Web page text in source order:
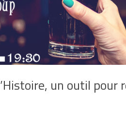
un outil pour